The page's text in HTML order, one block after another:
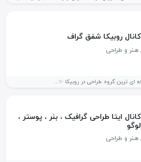
کانال روبیکا شفق گراف
هنر و طراحی
ترین گروه طراحی در روبیکا ✨...
کانال ایتا طراحی گرافیک ، بنر ، پوستر ،
لوگو
هنر و طراحی